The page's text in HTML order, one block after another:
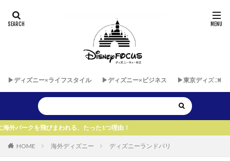
▶︎ディズニー×ライフスタイル ▶︎ディズニー×ビジネス ▶︎東京ディズニー
われる、たった1つ理由！
HOME 海外ディズニー ディズニーランドパリ